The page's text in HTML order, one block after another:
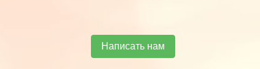
Написать нам